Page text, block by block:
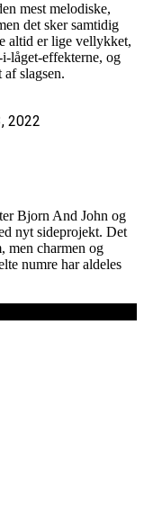
mest melodiske,
det sker samtidig
altid er lige vellykket,
låget-effekterne, og
slagsen.
2022
Bjorn And John og
nyt sideprojekt. Det
men charmen og
numre har aldeles